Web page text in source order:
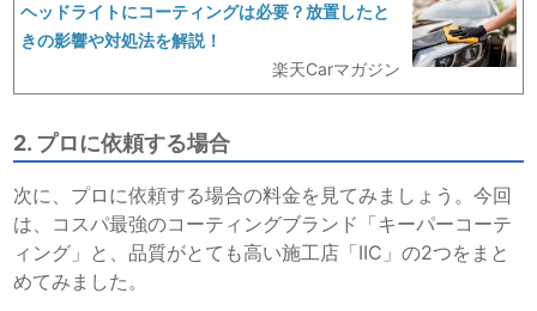
ヘッドライトにコーティングは必要？放置したと
きの影響や対処法を解説！
楽天Carマガジン
2. プロに依頼する場合
次に、プロに依頼する場合の料金を見てみましょう。今回
は、コスパ最強のコーティングブランド「キーパーコーテ
ィング」と、品質がとても高い施工店「IIC」の2つをまと
めてみました。